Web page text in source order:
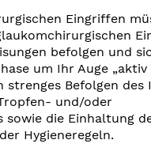
Eingriffen
befolgen und
um Ihr Auge „aktiv
strenges Befolgen des
und/oder
sowie die Einhaltung
Hygieneregeln.